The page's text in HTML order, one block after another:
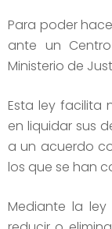
Para poder
ante un
Ministerio de
Esta ley facilita
en liquidar sus
a un acuerdo
los que se han
Mediante la